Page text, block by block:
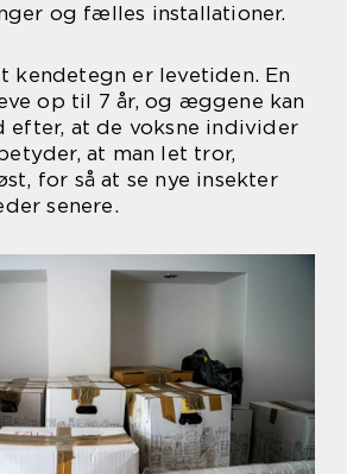
og fælles installationer.
kendetegn er levetiden. En
op til 7 år, og æggene kan
at de voksne individer
at man let tror,
for så at se nye insekter
senere.